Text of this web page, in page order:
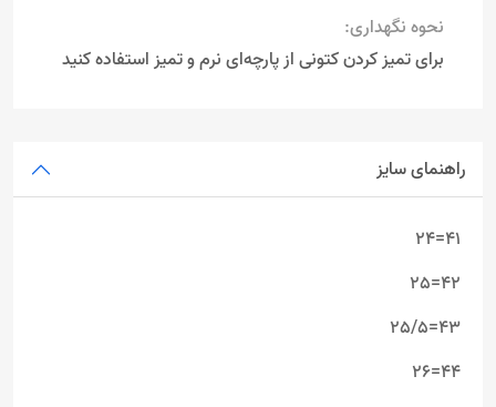
نحوه نگهداری:
برای تمیز کردن کتونی از پارچه‌ای نرم و تمیز استفاده کنید
راهنمای سایز
41=24
42=25
43=25/5
44=26